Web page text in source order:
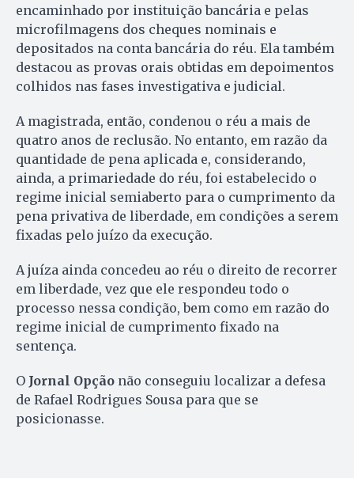
encaminhado por instituição bancária e pelas
microfilmagens dos cheques nominais e
depositados na conta bancária do réu. Ela também
destacou as provas orais obtidas em depoimentos
colhidos nas fases investigativa e judicial.
A magistrada, então, condenou o réu a mais de
quatro anos de reclusão. No entanto, em razão da
quantidade de pena aplicada e, considerando,
ainda, a primariedade do réu, foi estabelecido o
regime inicial semiaberto para o cumprimento da
pena privativa de liberdade, em condições a serem
fixadas pelo juízo da execução.
A juíza ainda concedeu ao réu o direito de recorrer
em liberdade, vez que ele respondeu todo o
processo nessa condição, bem como em razão do
regime inicial de cumprimento fixado na
sentença.
O Jornal Opção não conseguiu localizar a defesa
de Rafael Rodrigues Sousa para que se
posicionasse.